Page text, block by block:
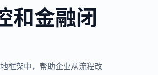
和金融闭
框架中，帮助企业从流程改